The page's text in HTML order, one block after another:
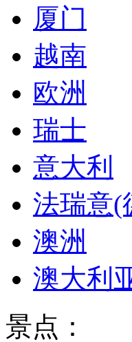
厦门
越南
欧洲
瑞士
意大利
法瑞意(
澳洲
澳大利
景点：